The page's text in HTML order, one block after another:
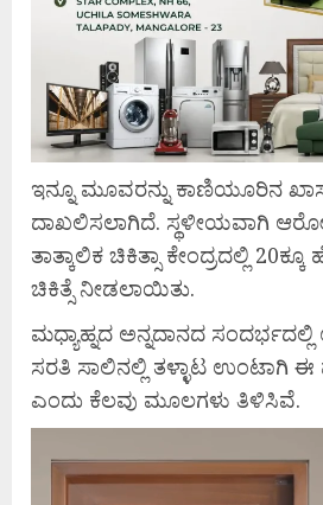
ಇನ್ನೂ ಮೂವರನ್ನು ಕಾಣಿಯೂರಿನ
ದಾಖಲಿಸಲಾಗಿದೆ. ಸ್ಥಳೀಯವಾಗಿ
ತಾತ್ಕಾಲಿಕ ಚಿಕಿತ್ಸಾ ಕೇಂದ್ರದಲ್ಲಿ
ಚಿಕಿತ್ಸೆ ನೀಡಲಾಯಿತು.
ಮಧ್ಯಾಹ್ನದ ಅನ್ನದಾನದ
ಸರತಿ ಸಾಲಿನಲ್ಲಿ ತಳ್ಳಾಟ ಉಂಟಾಗಿ
ಎಂದು ಕೆಲವು ಮೂಲಗಳು ತಿಳಿಸಿವೆ.